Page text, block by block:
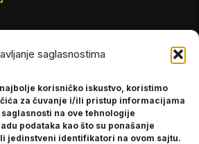
saglasnostima
korisničko iskustvo, koristimo
za čuvanje i/ili pristup informacijama
na ove tehnologije
podataka kao što su ponašanje
jedinstveni identifikatori na ovom sajtu.